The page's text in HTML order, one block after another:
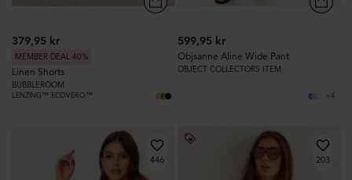
379,95 kr
MEMBER DEAL 40%
Linen Shorts
BUBBLEROOM
LENZING™ ECOVERO™
599,95 kr
Objsanne Aline Wide Pant
OBJECT COLLECTORS ITEM
+4
446 203